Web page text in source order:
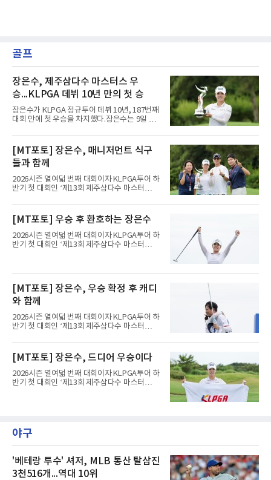
골프
장은수, 제주삼다수 마스터스 우
승...KLPGA 데뷔 10년 만의 첫 승
장은수가 KLPGA 정규투어 데뷔 10년, 187번째
대회 만에 첫 우승을 차지했다.장은수는 9일 제
서 열린 제주삼다수 마스터스(총상금 10억원)
최종 4라운드에서 보기 없이 버디 3개를 잡아 합
계 14언더파 274타를 기록했다. 13언더파 275
타 공동 2위 강채연, 문정민을 1타 차로 제치고
우승 상금 1억8천만원을 받았다.2017년 신인왕
출신인 그는 상비군과 국가대표를 거쳤지만
2020시즌 이후 세 차례 정규투어 출전권을 잃고
다 16번 홀(파4)에서 두 번째 샷을 홀 3ｍ에 붙여
[MT포토] 장은수, 매니저먼트 식구
들과 함께
2026시즌 열여덟 번째 대회이자 KLPGA투어 하
반기 첫 대회인 ‘제13회 제주삼다수 마스터
제주도 서귀포시에 위치한 테디밸리 골프앤리조
트(파72/6,767야드)에서 열리고 있다.9일 현재
최종라운드 경기가 펼쳐지고 있다.장은수가 18
번 홀에서 진행된 시상식에서 포즈를 취하고 있
다.
[MT포토] 우승 후 환호하는 장은수
2026시즌 열여덟 번째 대회이자 KLPGA투어 하
반기 첫 대회인 ‘제13회 제주삼다수 마스터
트(파72/6,767야드)에서 열리고 있다.9일 현재
번 홀에서 진행된 시상식에서 포즈를 취하고 있
다.
[MT포토] 장은수, 우승 확정 후 캐디
와 함께
2026시즌 열여덟 번째 대회이자 KLPGA투어 하
반기 첫 대회인 ‘제13회 제주삼다수 마스터
제주도 서귀포시에 위치한 테디밸리 골프앤리조
트(파72/6,767야드)에서 열리고 있다.9일 현재
최종라운드 경기가 펼쳐지고 있다.장은수가 18
번 홀에서 진행된 시상식에서 포즈를 취하고 있
다.
[MT포토] 장은수, 드디어 우승이다
2026시즌 열여덟 번째 대회이자 KLPGA투어 하
반기 첫 대회인 ‘제13회 제주삼다수 마스터
번 홀에서 진행된 시상식에서 포즈를 취하고 있
다.
야구
'베테랑 투수' 셔저, MLB 통산 탈삼진
3천516개...역대 10위